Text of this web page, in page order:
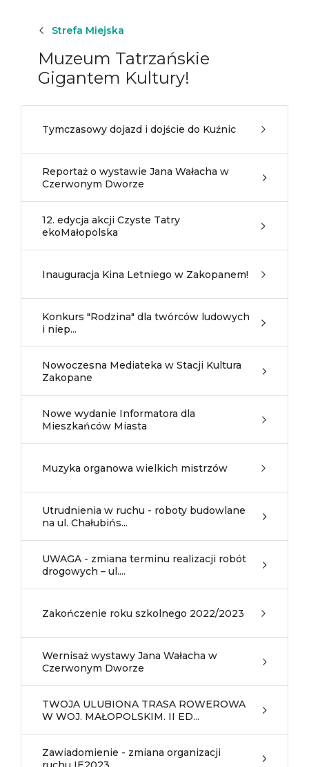
Strefa Miejska
Muzeum Tatrzańskie
Gigantem Kultury!
Tymczasowy dojazd i dojście do Kuźnic
Reportaż o wystawie Jana Wałacha w
Czerwonym Dworze
12. edycja akcji Czyste Tatry
ekoMałopolska
Inauguracja Kina Letniego w Zakopanem!
Konkurs "Rodzina" dla twórców ludowych
i niep...
Nowoczesna Mediateka w Stacji Kultura
Zakopane
Nowe wydanie Informatora dla
Mieszkańców Miasta
Muzyka organowa wielkich mistrzów
Utrudnienia w ruchu - roboty budowlane
na ul. Chałubińs...
UWAGA - zmiana terminu realizacji robót
drogowych – ul....
Zakończenie roku szkolnego 2022/2023
Wernisaż wystawy Jana Wałacha w
Czerwonym Dworze
TWOJA ULUBIONA TRASA ROWEROWA
W WOJ. MAŁOPOLSKIM. II ED...
Zawiadomienie - zmiana organizacji